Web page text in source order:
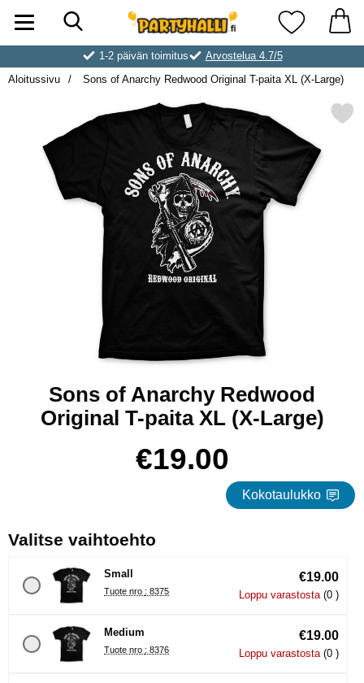
Ostoskori laajennettu Partyhallen AB
Suosikkini
1-2 päivän toimitus
Arvostelua 4.7/5
Aloitussivu
Sons of Anarchy Redwood Original T-paita XL (X-Large)
Merkitse sons of Anarchy Redwood
Sons of Anarchy Redwood
Original T-paita XL (X-Large)
hinta
€19.00
Kokotaulukko
Valitse vaihtoehto
Small
Tuote nro : 8375
€19.00
Loppu varastosta(0 )
Medium
Tuote nro : 8376
€19.00
Loppu varastosta(0 )